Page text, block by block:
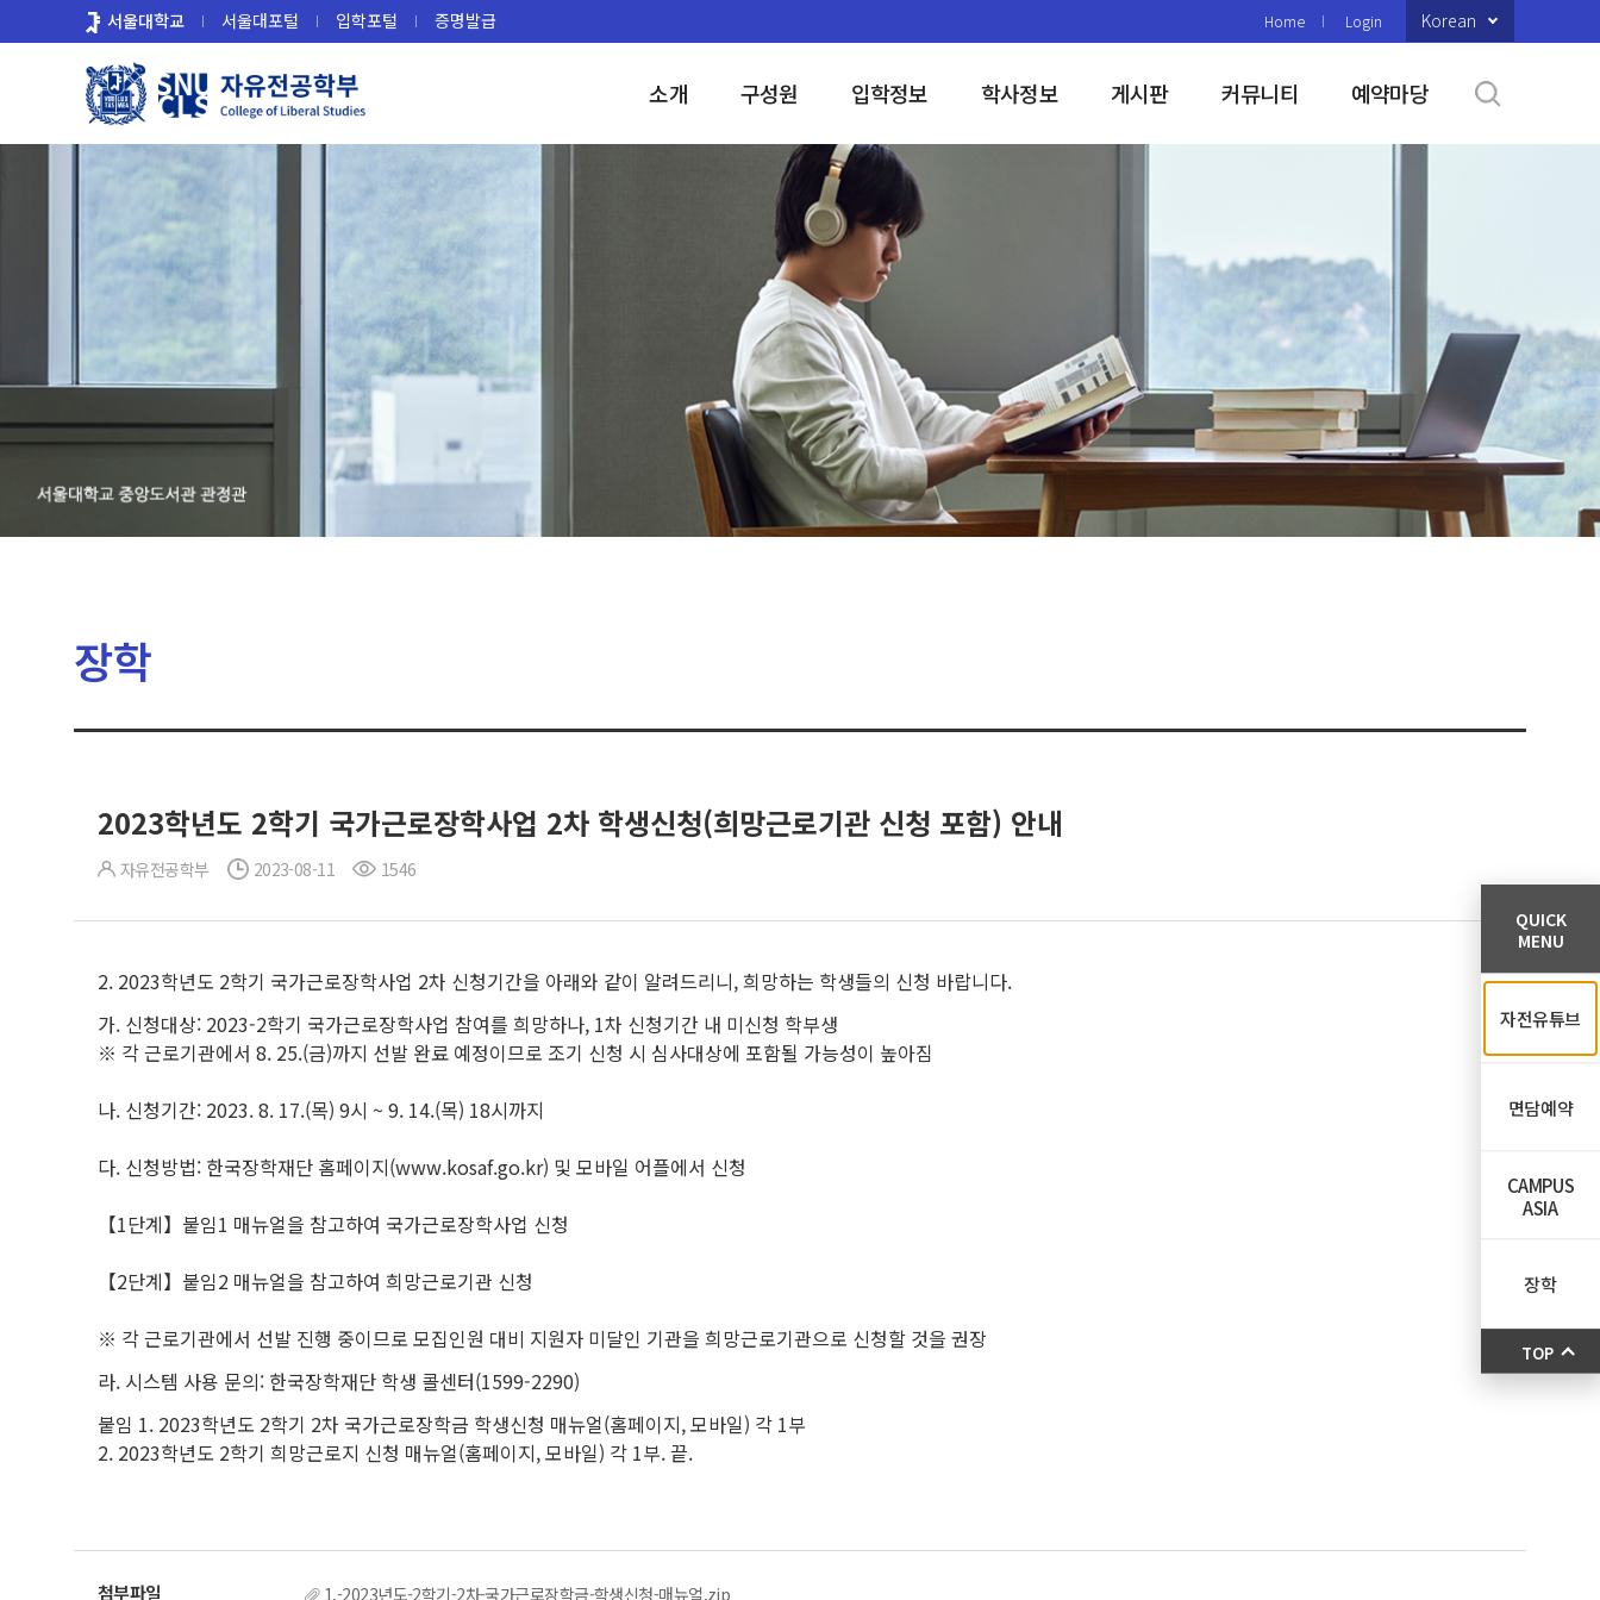
로
서울대학교 서울대포털 입학포털 증명발급 Home Login Korean
소개 구성원 입학정보 학사정보 게시판 커뮤니티 예약마당
장학
2023학년도 2학기 국가근로장학사업 2차 학생신청(희망근로기관 신청 포함) 안내
자유전공학부 2023-08-11 1546
2. 2023학년도 2학기 국가근로장학사업 2차 신청기간을 아래와 같이 알려드리니, 희망하는 학생들의 신청 바랍니다.
가. 신청대상: 2023-2학기 국가근로장학사업 참여를 희망하나, 1차 신청기간 내 미신청 학부생
※ 각 근로기관에서 8. 25.(금)까지 선발 완료 예정이므로 조기 신청 시 심사대상에 포함될 가능성이 높아짐
나. 신청기간: 2023. 8. 17.(목) 9시 ~ 9. 14.(목) 18시까지
다. 신청방법: 한국장학재단 홈페이지(www.kosaf.go.kr) 및 모바일 어플에서 신청
【1단계】붙임1 매뉴얼을 참고하여 국가근로장학사업 신청
【2단계】붙임2 매뉴얼을 참고하여 희망근로기관 신청
※ 각 근로기관에서 선발 진행 중이므로 모집인원 대비 지원자 미달인 기관을 희망근로기관으로 신청할 것을 권장
라. 시스템 사용 문의: 한국장학재단 학생 콜센터(1599-2290)
붙임 1. 2023학년도 2학기 2차 국가근로장학금 학생신청 매뉴얼(홈페이지, 모바일) 각 1부
2. 2023학년도 2학기 희망근로지 신청 매뉴얼(홈페이지, 모바일) 각 1부. 끝.
1.-2023년도-2학기-2차-국가근로장학금-학생신청-매뉴얼.zip
QUICK
MENU
자전유튜브
면담예약
CAMPUS
ASIA
장학
TOP